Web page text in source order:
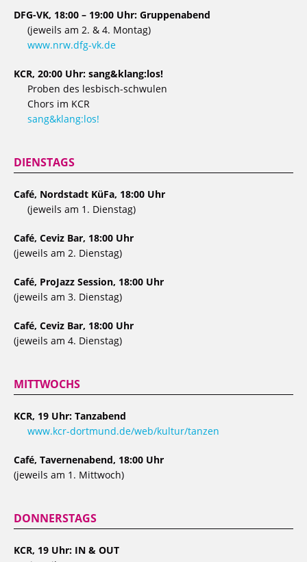
DFG-VK, 18:00 – 19:00 Uhr: Gruppenabend
(jeweils am 2. & 4. Montag)
www.nrw.dfg-vk.de
KCR, 20:00 Uhr: sang&klang:los!
Proben des lesbisch-schwulen
Chors im KCR
sang&klang:los!
DIENSTAGS
Café, Nordstadt KüFa, 18:00 Uhr
(jeweils am 1. Dienstag)
Café, Ceviz Bar, 18:00 Uhr
(jeweils am 2. Dienstag)
Café, ProJazz Session, 18:00 Uhr
(jeweils am 3. Dienstag)
Café, Ceviz Bar, 18:00 Uhr
(jeweils am 4. Dienstag)
MITTWOCHS
KCR, 19 Uhr: Tanzabend
www.kcr-dortmund.de/web/kultur/tanzen
Café, Tavernenabend, 18:00 Uhr
(jeweils am 1. Mittwoch)
DONNERSTAGS
KCR, 19 Uhr: IN & OUT